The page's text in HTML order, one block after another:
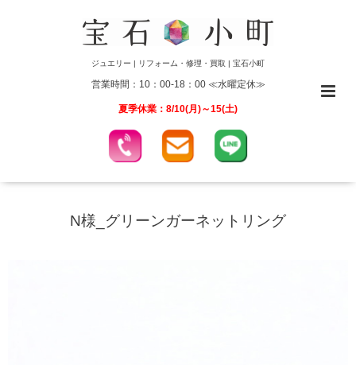
ジュエリー | リフォーム・修理・買取 | 宝石小町
営業時間：10：00-18：00 ≪水曜定休≫
夏季休業：8/10(月)～15(土)
N様_グリーンガーネットリング